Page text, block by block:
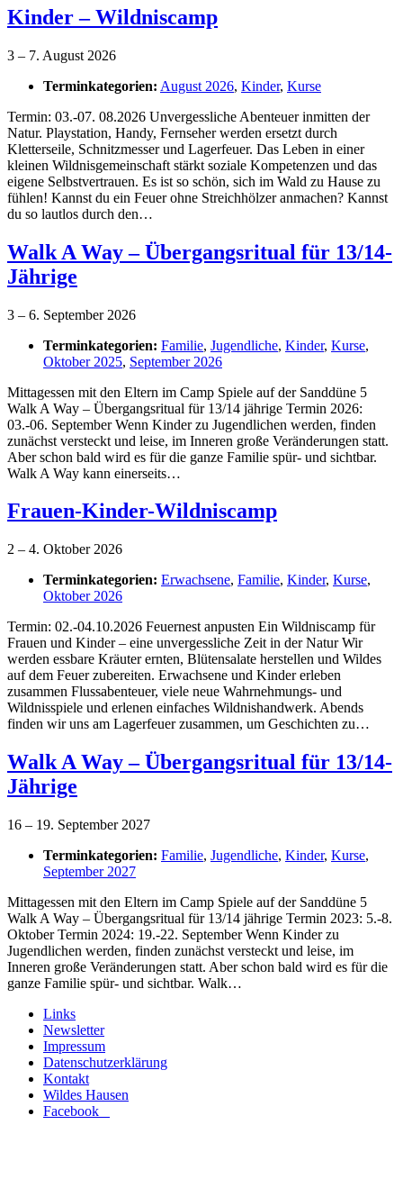
Kinder – Wildniscamp
3 – 7. August 2026
Terminkategorien: August 2026, Kinder, Kurse
Termin: 03.-07. 08.2026 Unvergessliche Abenteuer inmitten der
Natur. Playstation, Handy, Fernseher werden ersetzt durch
Kletterseile, Schnitzmesser und Lagerfeuer. Das Leben in einer
kleinen Wildnisgemeinschaft stärkt soziale Kompetenzen und das
eigene Selbstvertrauen. Es ist so schön, sich im Wald zu Hause zu
fühlen! Kannst du ein Feuer ohne Streichhölzer anmachen? Kannst
du so lautlos durch den…
Walk A Way – Übergangsritual für 13/14-
Jährige
3 – 6. September 2026
Terminkategorien: Familie, Jugendliche, Kinder, Kurse,
Oktober 2025, September 2026
Mittagessen mit den Eltern im Camp Spiele auf der Sanddüne 5
Walk A Way – Übergangsritual für 13/14 jährige Termin 2026:
03.-06. September Wenn Kinder zu Jugendlichen werden, finden
zunächst versteckt und leise, im Inneren große Veränderungen statt.
Aber schon bald wird es für die ganze Familie spür- und sichtbar.
Walk A Way kann einerseits…
Frauen-Kinder-Wildniscamp
2 – 4. Oktober 2026
Terminkategorien: Erwachsene, Familie, Kinder, Kurse,
Oktober 2026
Termin: 02.-04.10.2026 Feuernest anpusten Ein Wildniscamp für
Frauen und Kinder – eine unvergessliche Zeit in der Natur Wir
werden essbare Kräuter ernten, Blütensalate herstellen und Wildes
auf dem Feuer zubereiten. Erwachsene und Kinder erleben
zusammen Flussabenteuer, viele neue Wahrnehmungs- und
Wildnisspiele und erlenen einfaches Wildnishandwerk. Abends
finden wir uns am Lagerfeuer zusammen, um Geschichten zu…
Walk A Way – Übergangsritual für 13/14-
Jährige
16 – 19. September 2027
Terminkategorien: Familie, Jugendliche, Kinder, Kurse,
September 2027
Mittagessen mit den Eltern im Camp Spiele auf der Sanddüne 5
Walk A Way – Übergangsritual für 13/14 jährige Termin 2023: 5.-8.
Oktober Termin 2024: 19.-22. September Wenn Kinder zu
Jugendlichen werden, finden zunächst versteckt und leise, im
Inneren große Veränderungen statt. Aber schon bald wird es für die
ganze Familie spür- und sichtbar. Walk…
Links
Newsletter
Impressum
Datenschutzerklärung
Kontakt
Wildes Hausen
Facebook